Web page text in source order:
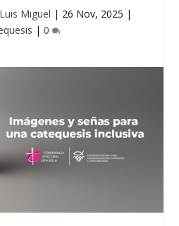
Miguel | 26 Nov, 2025 |
| 0